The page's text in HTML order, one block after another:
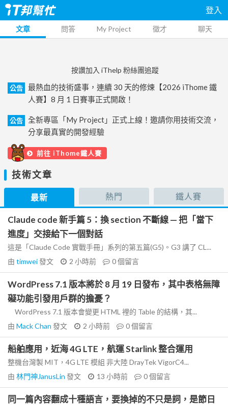
登入
文章 問答 My Project 徵才 聊天
按讚加入 iThelp 粉絲團追蹤
公告
最熱血的技術盛事，連續 30 天的修煉【2026 iThome 鐵
人賽】8 月 1 日賽事正式開啟！
公告
全新專區「My Project」正式上線！邀請你用技術交流，
分享最真實的開發經驗
前往 iThome鐵人賽
技術文章
最新 熱門 鐵人賽
Claude code 新手篇 5：換 section 不斷線 — 把「當下
進度」交接給下一個對話
這是「Claude Code 實戰手冊」系列的第五篇(G5)。G3 講了 CL...
由 timwei發文 2 小時前 0個留言
WordPress 7.1 版本將於 8 月 19 日發布，其中表格無障
礙功能引發用戶群的擔憂？
WordPress 7.1 版本會變更 HTML 裡的 Table 的結構，其...
由 Mack Chan 發文 2 小時前 0個留言
船舶應用，近海 4G LTE，航運 Starlink 整合運用
整機台灣製 MIT，4G LTE 模組 非大陸 DrayTek VigorC4...
由 林門神JanusLin 發文 13 小時前 0個留言
同一篇內容翻成十種語言，要換掉的不只是詞，是節日